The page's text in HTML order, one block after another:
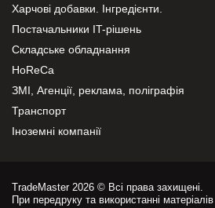
Харчові добавки. Інгредієнти.
Постачальники IT-рішень
Складське обладнання
HoReCa
ЗМІ, Агенції, реклама, поліграфія
Транспорт
Іноземні компанії
TradeMaster 2026 © Всі права захищені.
При передруку та використанні матеріалів